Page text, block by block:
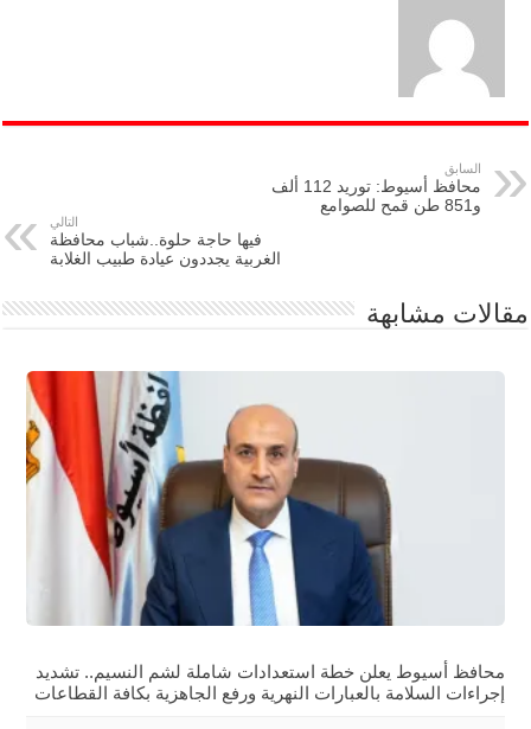
السابق
محافظ أسيوط: توريد 112 ألف
و851 طن قمح للصوامع
التالي
فيها حاجة حلوة..شباب محافظة
الغربية يجددون عيادة طبيب الغلابة
مقالات مشابهة
محافظ أسيوط يعلن خطة استعدادات شاملة لشم النسيم.. تشديد
إجراءات السلامة بالعبارات النهرية ورفع الجاهزية بكافة القطاعات